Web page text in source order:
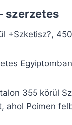
szerzetes
+Szketisz?,
355 körül
ahol Poimen